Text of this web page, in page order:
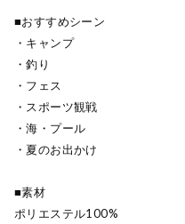
■おすすめシーン
・キャンプ
・釣り
・フェス
・スポーツ観戦
・海・プール
・夏のお出かけ
■素材
ポリエステル100%